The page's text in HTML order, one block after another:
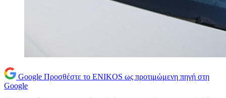
Google Προσθέστε το ENIKOS ως προτιμώμενη πηγή στη
Google